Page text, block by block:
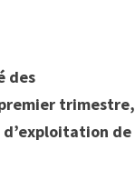
des
trimestre,
d’exploitation de